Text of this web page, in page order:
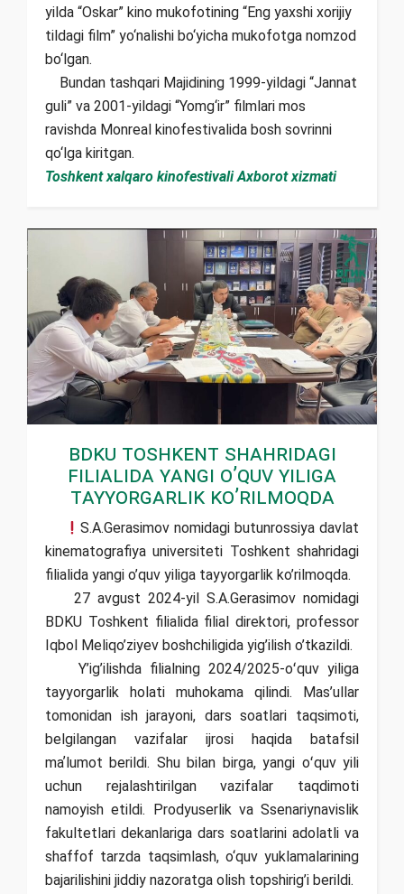
yilda “Oskar” kino mukofotining “Eng yaxshi xorijiy
tildagi film” yo‘nalishi bo‘yicha mukofotga nomzod
bo‘lgan.
Bundan tashqari Majidining 1999-yildagi “Jannat
guli” va 2001-yildagi “Yomg‘ir” filmlari mos
ravishda Monreal kinofestivalida bosh sovrinni
qo‘lga kiritgan.
Toshkent xalqaro kinofestivali Axborot xizmati
BDKU Toshkent shahridagi
filialida yangi o’quv yiliga
tayyorgarlik ko’rilmoqda
S.A.Gerasimov nomidagi butunrossiya davlat
kinematografiya universiteti Toshkent shahridagi
filialida yangi o’quv yiliga tayyorgarlik ko’rilmoqda.
27 avgust 2024-yil S.A.Gerasimov nomidagi
BDKU Toshkent filialida filial direktori, professor
Iqbol Meliqo’ziyev boshchiligida yig’ilish o’tkazildi.
Y’ig’ilishda filialning 2024/2025-oʻquv yiliga
tayyorgarlik holati muhokama qilindi. Mas’ullar
tomonidan ish jarayoni, dars soatlari taqsimoti,
belgilangan vazifalar ijrosi haqida batafsil
maʼlumot berildi. Shu bilan birga, yangi oʻquv yili
uchun rejalashtirilgan vazifalar taqdimoti
namoyish etildi. Prodyuserlik va Ssenariynavislik
fakultetlari dekanlariga dars soatlarini adolatli va
shaffof tarzda taqsimlash, o‘quv yuklamalarining
bajarilishini jiddiy nazoratga olish topshirig’i berildi.